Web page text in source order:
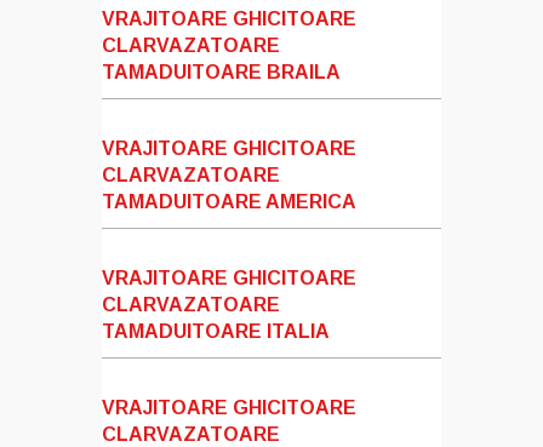
VRAJITOARE GHICITOARE
CLARVAZATOARE
TAMADUITOARE BRAILA
VRAJITOARE GHICITOARE
CLARVAZATOARE
TAMADUITOARE AMERICA
VRAJITOARE GHICITOARE
CLARVAZATOARE
TAMADUITOARE ITALIA
VRAJITOARE GHICITOARE
CLARVAZATOARE